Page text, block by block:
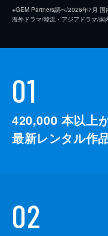
※GEM Partners調べ/2026年7⽉ 国
海外ドラマ/韓流・アジアドラマ/国
01
420,000 本以上
最新レンタル作
02